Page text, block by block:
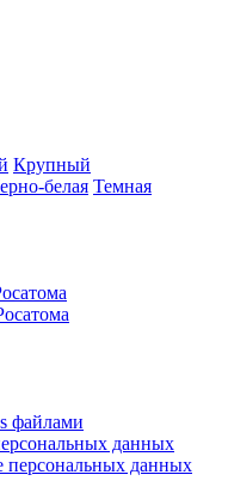
Крупный
белая Темная
файлами
данных
персональных данных